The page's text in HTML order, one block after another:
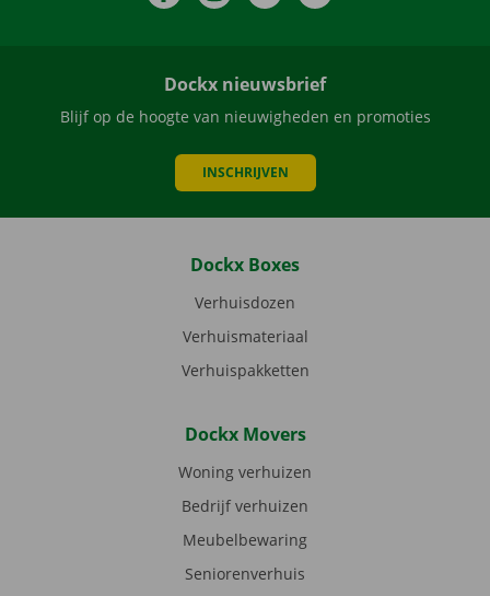
Dockx nieuwsbrief
Blijf op de hoogte van nieuwigheden en promoties
INSCHRIJVEN
Dockx Boxes
Verhuisdozen
Verhuismateriaal
Verhuispakketten
Dockx Movers
Woning verhuizen
Bedrijf verhuizen
Meubelbewaring
Seniorenverhuis